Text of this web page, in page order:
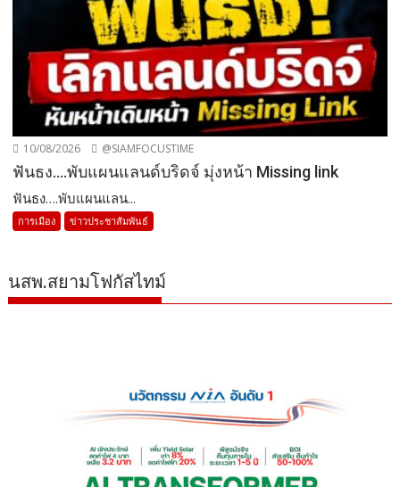
10/08/2026 @SIAMFOCUSTIME
ฟันธง….พับแผนแลนด์บริดจ์ มุ่งหน้า Missing link
ฟันธง….พับแผนแลน...
การเมือง ข่าวประชาสัมพันธ์
นสพ.สยามโฟกัสไทม์